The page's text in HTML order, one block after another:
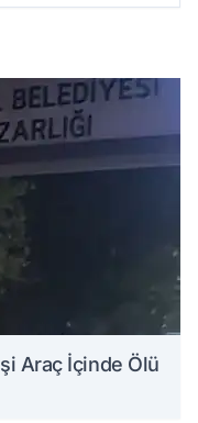
Araç İçinde Ölü